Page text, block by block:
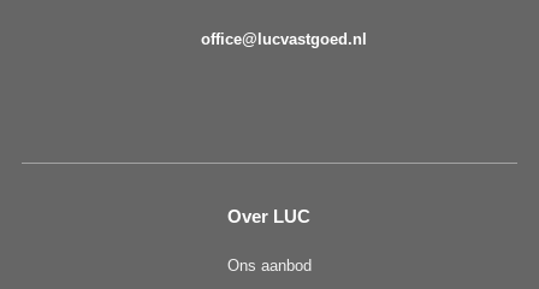
office@lucvastgoed.nl
Over LUC
Ons aanbod